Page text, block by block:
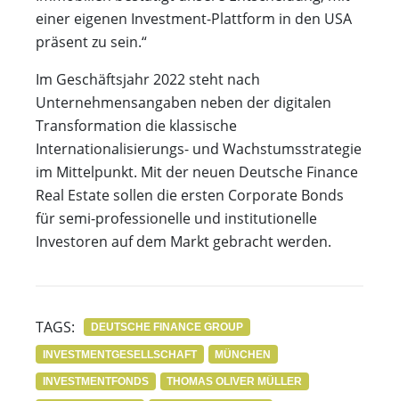
einer eigenen Investment-Plattform in den USA
präsent zu sein.“
Im Geschäftsjahr 2022 steht nach
Unternehmensangaben neben der digitalen
Transformation die klassische
Internationalisierungs- und Wachstumsstrategie
im Mittelpunkt. Mit der neuen Deutsche Finance
Real Estate sollen die ersten Corporate Bonds
für semi-professionelle und institutionelle
Investoren auf dem Markt gebracht werden.
TAGS: DEUTSCHE FINANCE GROUP
INVESTMENTGESELLSCHAFT MÜNCHEN
INVESTMENTFONDS THOMAS OLIVER MÜLLER